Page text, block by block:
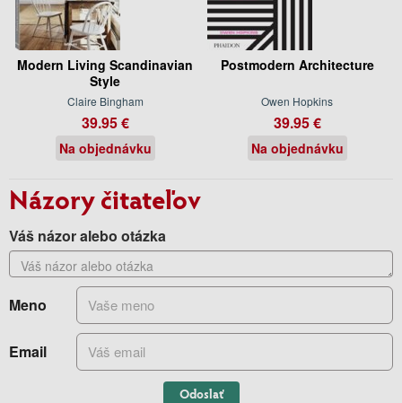
Modern Living Scandinavian
Style
Claire Bingham
39.95 €
Na objednávku
Postmodern Architecture
Owen Hopkins
39.95 €
Na objednávku
Názory čitateľov
Váš názor alebo otázka
Meno
Email
Odoslať